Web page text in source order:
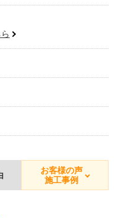
お客様の声
施工事例